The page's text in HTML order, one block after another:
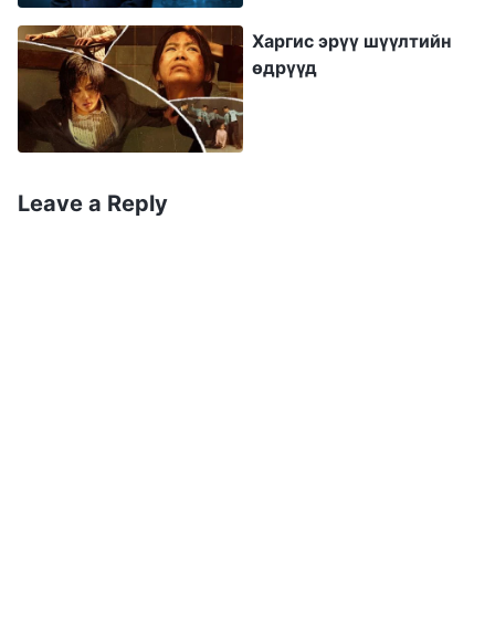
байгааг харсан хэсгийн ахлагч багтартлаа
уурлаж, бидэн рүү чичлэнгээ, “За яах вэ!
Хатуужилтай царайлмаар байгаа юм биз дээ?
Ам нээхгүй юм биз дээ? Наад хоёрыгоо сайн
зодоод өг! Юу болоод байгааг үнэхээр
үзүүлж, хүнд бэрх байдал гэж юу байдгийг
Харгис эрүү шүүлтийн
өдрүүд
Leave a Reply